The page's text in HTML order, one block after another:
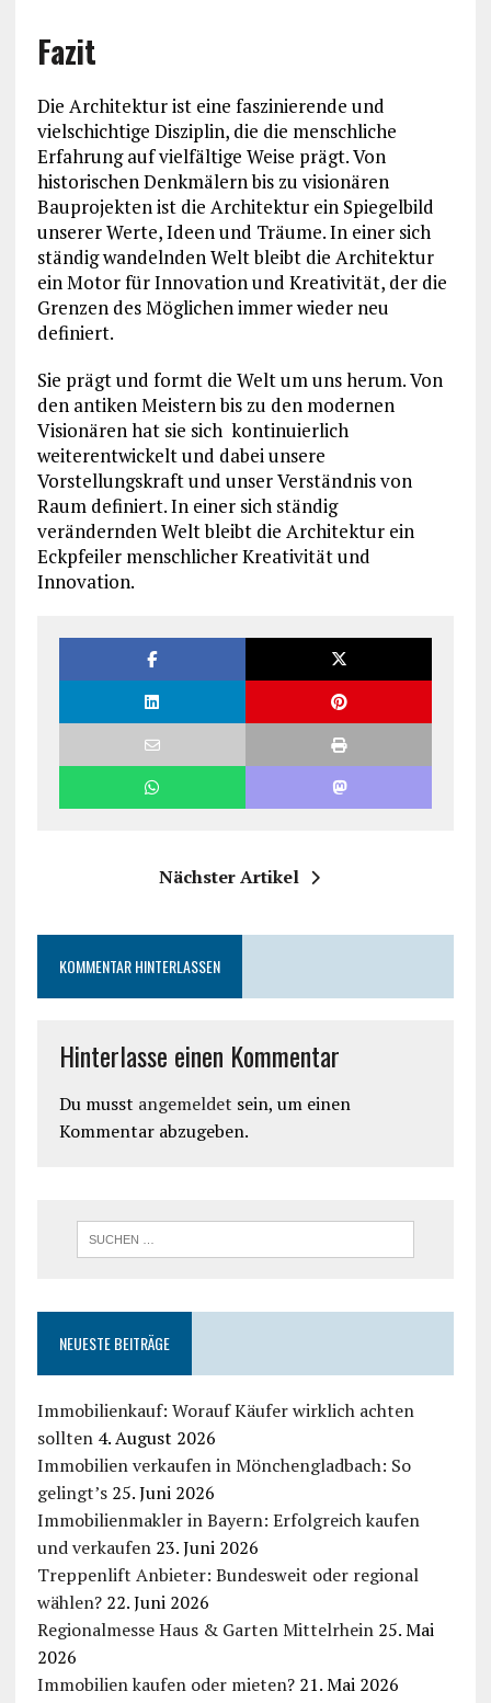
Fazit
Die Architektur ist eine faszinierende und
vielschichtige Disziplin, die die menschliche
Erfahrung auf vielfältige Weise prägt. Von
historischen Denkmälern bis zu visionären
Bauprojekten ist die Architektur ein Spiegelbild
unserer Werte, Ideen und Träume. In einer sich
ständig wandelnden Welt bleibt die Architektur
ein Motor für Innovation und Kreativität, der die
Grenzen des Möglichen immer wieder neu
definiert.
Sie prägt und formt die Welt um uns herum. Von
den antiken Meistern bis zu den modernen
Visionären hat sie sich kontinuierlich
weiterentwickelt und dabei unsere
Vorstellungskraft und unser Verständnis von
Raum definiert. In einer sich ständig
verändernden Welt bleibt die Architektur ein
Eckpfeiler menschlicher Kreativität und
Innovation.
Nächster Artikel
KOMMENTAR HINTERLASSEN
Hinterlasse einen Kommentar
Du musst angemeldet sein, um einen
Kommentar abzugeben.
NEUESTE BEITRÄGE
Immobilienkauf: Worauf Käufer wirklich achten
sollten 4. August 2026
Immobilien verkaufen in Mönchengladbach: So
gelingt’s 25. Juni 2026
Immobilienmakler in Bayern: Erfolgreich kaufen
und verkaufen 23. Juni 2026
Treppenlift Anbieter: Bundesweit oder regional
wählen? 22. Juni 2026
Regionalmesse Haus & Garten Mittelrhein 25. Mai
2026
Immobilien kaufen oder mieten? 21. Mai 2026